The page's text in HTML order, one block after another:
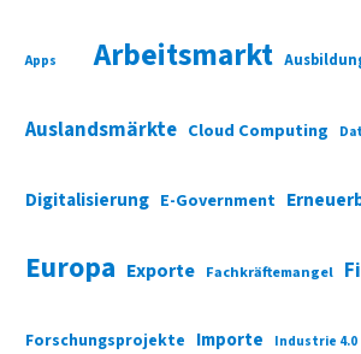
Apps Arbeitsmarkt
Auslandsmärkte Cloud Computing
Digitalisierung E-Government
Europa Exporte Fachkräftemangel
Forschungsprojekte Importe Industrie 4.0